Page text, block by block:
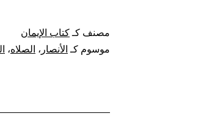
مصنف كـ كتاب الإيمان
موسوم كـ الأنصار ، الصلاه،